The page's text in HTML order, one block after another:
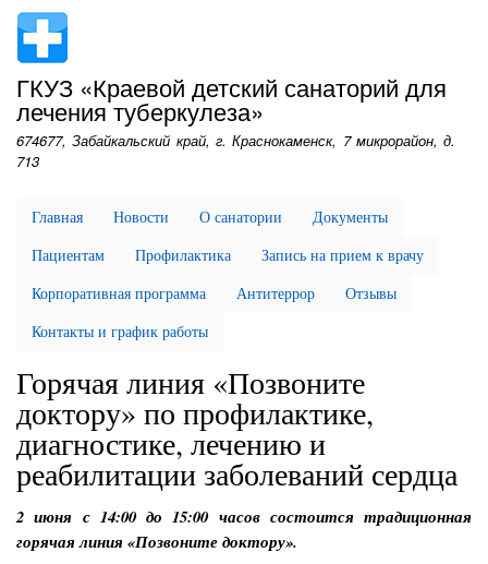
содержанию
ГКУЗ «Краевой детский санаторий для
лечения туберкулеза»
674677, Забайкальский край, г. Краснокаменск, 7 микрорайон, д.
713
Главная Новости О санатории
Документы
Пациентам
Профилактика
Запись на прием к врачу
Корпоративная программа
Антитеррор
Отзывы
Контакты и график работы
Горячая линия «Позвоните
доктору» по профилактике,
диагностике, лечению и
реабилитации заболеваний сердца
2 июня с 14:00 до 15:00 часов состоится традиционная
горячая линия «Позвоните доктору».